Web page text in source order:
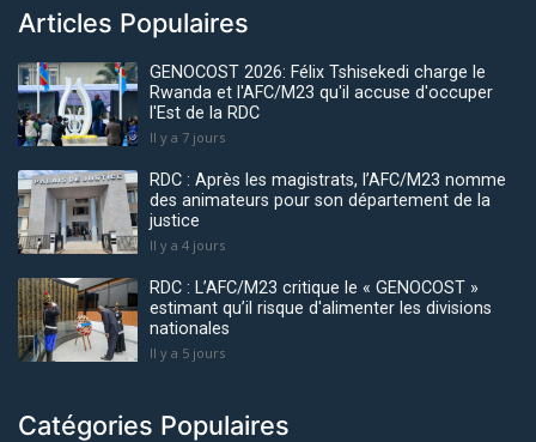
Articles Populaires
GENOCOST 2026: Félix Tshisekedi charge le
Rwanda et l'AFC/M23 qu'il accuse d'occuper
l'Est de la RDC
Il y a 7 jours
RDC : Après les magistrats, l’AFC/M23 nomme
des animateurs pour son département de la
justice
Il y a 4 jours
RDC : L’AFC/M23 critique le « GENOCOST »
estimant qu’il risque d'alimenter les divisions
nationales
Il y a 5 jours
Catégories Populaires